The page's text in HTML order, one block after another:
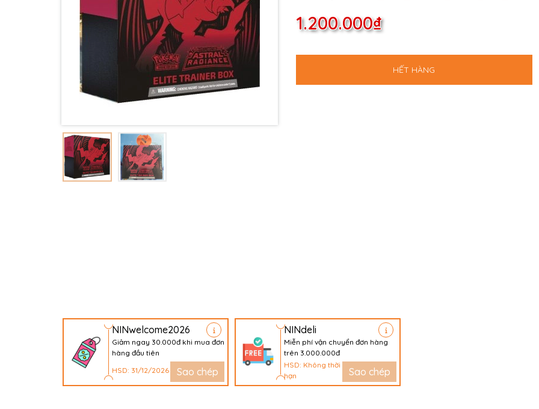
1.200.000₫
HẾT HÀNG
NINwelcome2026
Giảm ngay 30.000đ khi mua đơn
hàng đầu tiên
HSD: 31/12/2026
Sao chép
NINdeli
Miễn phí vận chuyển đơn hàng
trên 3.000.000đ
HSD: Không thời
hạn
Sao chép